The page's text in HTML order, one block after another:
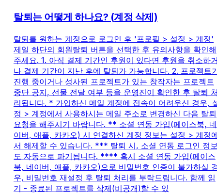
탈퇴는 어떻게 하나요? (계정 삭제)
탈퇴를 원하는 계정으로 로그인 후 '프로필 > 설정 > 계정'
제일 하단의 회원탈퇴 버튼을 선택한 후 유의사항을 확인해
주세요. 1. 아직 결제 기간인 후원이 있다면 후원을 취소하
나 결제 기간이 지난 후에 탈퇴가 가능합니다. 2. 프로젝트
진행 중이거나 성사된 프로젝트가 있는 창작자는 프로젝트
중단 공지, 선물 전달 여부 등을 운영진이 확인한 후 탈퇴
리됩니다. * 가입하신 메일 계정에 접속이 어려우신 경우,
정 > 계정에서 사용하시는 메일 주소로 변경하신 다음 탈퇴
요청을 해주시기 바랍니다. ** 소셜 연동 가입(페이스북, 네
이버, 애플, 카카오) 시 연결하신 계정 정보는 설정 > 계정
서 해제할 수 있습니다. *** 탈퇴 시, 소셜 연동 로그인 정
도 자동으로 파기됩니다. **** 혹시 소셜 연동 가입(페이스
북, 네이버, 애플, 카카오)으로 비밀번호 인증이 불가하실
우, 비밀번호 재설정 후 탈퇴 처리를 부탁드립니다. 함께 읽
기 - 종료된 프로젝트를 삭제(비공개)할 수 있